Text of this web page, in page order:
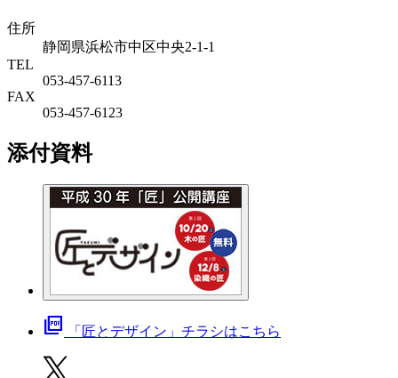
住所
静岡県浜松市中区中央2-1-1
TEL
053-457-6113
FAX
053-457-6123
添付資料
picture_as_pdf 「匠とデザイン」チラシはこちら